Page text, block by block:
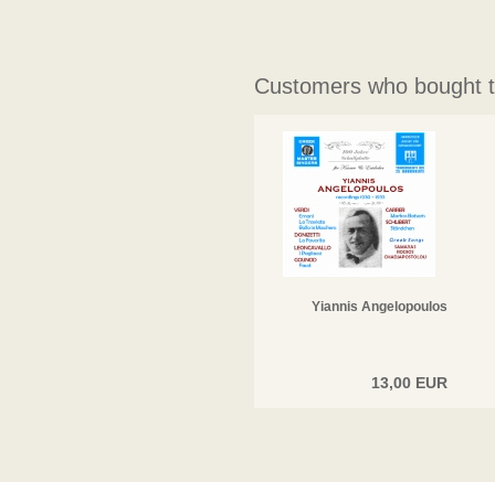
Customers who bought
Yiannis Angelopoulos
13,00 EUR